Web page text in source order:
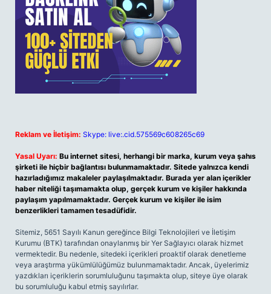
Reklam ve İletişim: Skype: live:.cid.575569c608265c69
Yasal Uyarı: Bu internet sitesi, herhangi bir marka, kurum veya şahıs
şirketi ile hiçbir bağlantısı bulunmamaktadır. Sitede yalnızca kendi
hazırladığımız makaleler paylaşılmaktadır. Burada yer alan içerikler
haber niteliği taşımamakta olup, gerçek kurum ve kişiler hakkında
paylaşım yapılmamaktadır. Gerçek kurum ve kişiler ile isim
benzerlikleri tamamen tesadüfidir.
Sitemiz, 5651 Sayılı Kanun gereğince Bilgi Teknolojileri ve İletişim
Kurumu (BTK) tarafından onaylanmış bir Yer Sağlayıcı olarak hizmet
vermektedir. Bu nedenle, sitedeki içerikleri proaktif olarak denetleme
veya araştırma yükümlülüğümüz bulunmamaktadır. Ancak, üyelerimiz
yazdıkları içeriklerin sorumluluğunu taşımakta olup, siteye üye olarak
bu sorumluluğu kabul etmiş sayılırlar.